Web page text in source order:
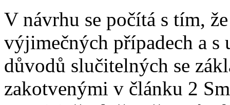
V návrhu se počítá s tím,
výjimečných případech a s
důvodů slučitelných se
zakotvenými v článku 2